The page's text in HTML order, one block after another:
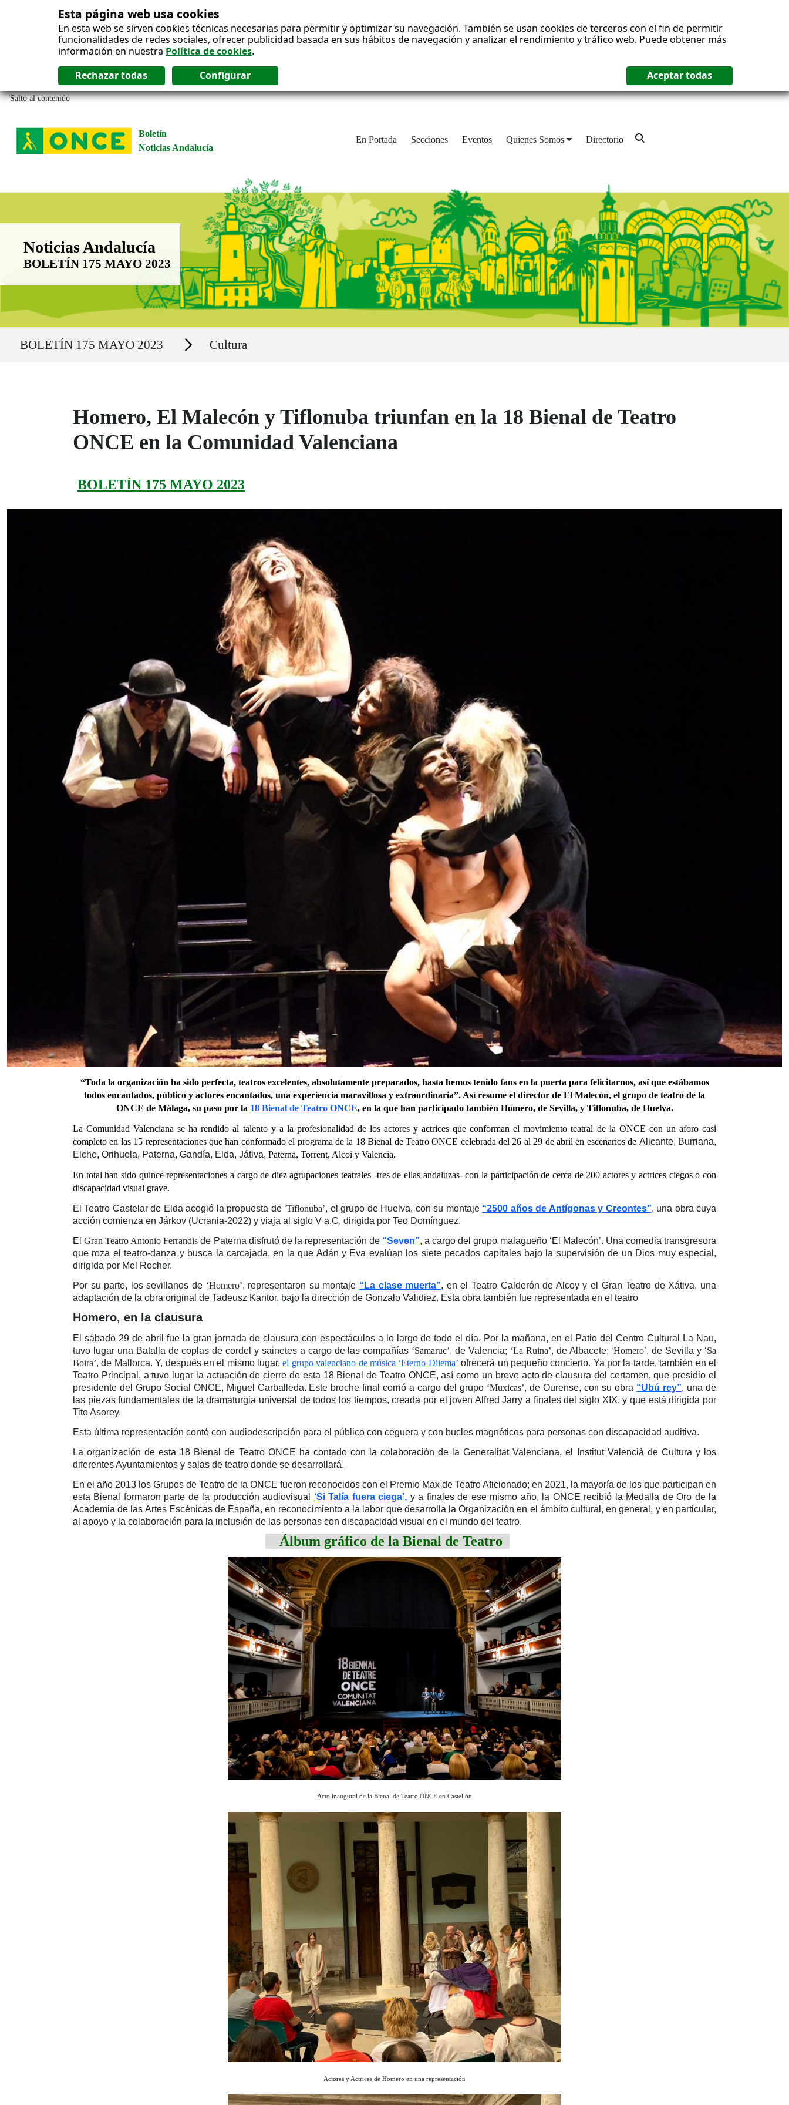
Esta página web usa cookies
En esta web se sirven cookies técnicas necesarias para permitir y optimizar su navegación. También se usan cookies de terceros con el fin de permitir
funcionalidades de redes sociales, ofrecer publicidad basada en sus hábitos de navegación y analizar el rendimiento y tráfico web. Puede obtener más
información en nuestra Política de cookies.
Salto al contenido
Boletín
Noticias Andalucía
En Portada Secciones Eventos Quienes Somos Directorio
Boletín Noticias Andalucía
Noticias Andalucía
BOLETÍN 175 MAYO 2023
BOLETÍN 175 MAYO 2023 Secciones Cultura
Homero, El Malecón y Tiflonuba triunfan en la 18 Bienal de Teatro
ONCE en la Comunidad Valenciana
BOLETÍN 175 MAYO 2023
“Toda la organización ha sido perfecta, teatros excelentes, absolutamente preparados, hasta hemos tenido fans en la puerta para felicitarnos, así que estábamos
todos encantados, público y actores encantados, una experiencia maravillosa y extraordinaria”. Así resume el director de El Malecón, el grupo de teatro de la
ONCE de Málaga, su paso por la 18 Bienal de Teatro ONCE, en la que han participado también Homero, de Sevilla, y Tiflonuba, de Huelva.
La Comunidad Valenciana se ha rendido al talento y a la profesionalidad de los actores y actrices que conforman el movimiento teatral de la ONCE con un aforo casi
completo en las 15 representaciones que han conformado el programa de la 18 Bienal de Teatro ONCE celebrada del 26 al 29 de abril en escenarios de Alicante, Burriana,
Elche, Orihuela, Paterna, Gandía, Elda, Játiva, Paterna, Torrent, Alcoi y Valencia.
En total han sido quince representaciones a cargo de diez agrupaciones teatrales -tres de ellas andaluzas- con la participación de cerca de 200 actores y actrices ciegos o con
discapacidad visual grave.
El Teatro Castelar de Elda acogió la propuesta de ‘Tiflonuba’, el grupo de Huelva, con su montaje “2500 años de Antígonas y Creontes”, una obra cuya
acción comienza en Járkov (Ucrania-2022) y viaja al siglo V a.C, dirigida por Teo Domínguez.
ElGran Teatro Antonio Ferrandis de Paterna disfrutó de la representación de “Seven”, a cargo del grupo malagueño ‘El Malecón’. Una comedia transgresora
que roza el teatro-danza y busca la carcajada, en la que Adán y Eva evalúan los siete pecados capitales bajo la supervisión de un Dios muy especial,
dirigida por Mel Rocher.
Por su parte, los sevillanos de ‘Homero’, representaron su montaje “La clase muerta”, en el Teatro Calderón de Alcoy y el Gran Teatro de Xátiva, una
adaptación de la obra original de Tadeusz Kantor, bajo la dirección de Gonzalo Validiez. Esta obra también fue representada en el teatro
Homero, en la clausura
El sábado 29 de abril fue la gran jornada de clausura con espectáculos a lo largo de todo el día. Por la mañana, en el Patio del Centro Cultural La Nau,
tuvo lugar una Batalla de coplas de cordel y sainetes a cargo de las compañías ‘Samaruc’, de Valencia; ‘La Ruina’, de Albacete; ‘Homero’, de Sevilla y ‘Sa
Boira’, de Mallorca. Y, después en el mismo lugar,el grupo valenciano de música ‘Eterno Dilema’ ofrecerá un pequeño concierto. Ya por la tarde, también en el
Teatro Principal, a tuvo lugar la actuación de cierre de esta 18 Bienal de Teatro ONCE, así como un breve acto de clausura del certamen, que presidio el
presidente del Grupo Social ONCE, Miguel Carballeda. Este broche final corrió a cargo del grupo ‘Muxicas’, de Ourense, con su obra “Ubú rey”, una de
las piezas fundamentales de la dramaturgia universal de todos los tiempos, creada por el joven Alfred Jarry a finales del siglo XIX, y que está dirigida por
Tito Asorey.
Esta última representación contó con audiodescripción para el público con ceguera y con bucles magnéticos para personas con discapacidad auditiva.
La organización de esta 18 Bienal de Teatro ONCE ha contado con la colaboración de la Generalitat Valenciana, el Institut Valencià de Cultura y los
diferentes Ayuntamientos y salas de teatro donde se desarrollará.
En el año 2013 los Grupos de Teatro de la ONCE fueron reconocidos con el Premio Max de Teatro Aficionado; en 2021, la mayoría de los que participan en
esta Bienal formaron parte de la producción audiovisual ‘Si Talía fuera ciega’, y a finales de ese mismo año, la ONCE recibió la Medalla de Oro de la
Academia de las Artes Escénicas de España, en reconocimiento a la labor que desarrolla la Organización en el ámbito cultural, en general, y en particular,
al apoyo y la colaboración para la inclusión de las personas con discapacidad visual en el mundo del teatro.
Álbum gráfico de la Bienal de Teatro
Acto inaugural de la Bienal de Teatro ONCE en Castellón
Actores y Actrices de Homero en una representación